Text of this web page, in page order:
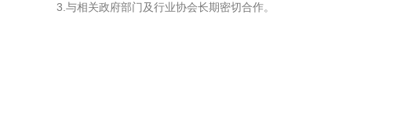
3.与相关政府部门及行业协会长期密切合作。